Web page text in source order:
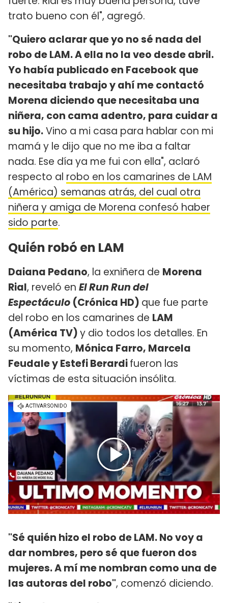
trato bueno con él", agregó.
"Quiero aclarar que yo no sé nada del
robo de LAM. A ella no la veo desde abril.
Yo había publicado en Facebook que
necesitaba trabajo y ahí me contactó
Morena diciendo que necesitaba una
niñera, con cama adentro, para cuidar a
su hijo.Vino a mi casa para hablar con mi
mamá y le dijo que no me iba a faltar
nada. Ese día ya me fui con ella", aclaró
respecto al robo en los camarines de LAM
(América) semanas atrás, del cual otra
niñera y amiga de Morena confesó haber
sido parte.
Quién robó en LAM
Daiana Pedano, la exniñera de Morena
Rial, reveló en El Run Run del
Espectáculo (Crónica HD) que fue parte
del robo en los camarines de LAM
(América TV)y dio todos los detalles. En
su momento, Mónica Farro, Marcela
Feudale y Estefi Berardifueron las
víctimas de esta situación insólita.
"Sé quién hizo el robo de LAM. No voy a
dar nombres, pero sé que fueron dos
mujeres. A mí me nombran como una de
las autoras del robo", comenzó diciendo.